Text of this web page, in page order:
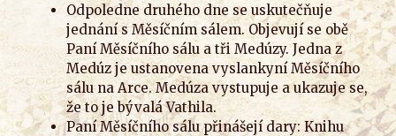
Odpoledne druhého dne se uskutečňuje
jednání s Měsíčním sálem. Objevují se obě
Paní Měsíčního sálu a tři Medúzy. Jedna z
Medúz je ustanovena vyslankyní Měsíčního
sálu na Arce. Medúza vystupuje a ukazuje se,
že to je bývalá Vathila.
Paní Měsíčního sálu přinášejí dary: Knihu